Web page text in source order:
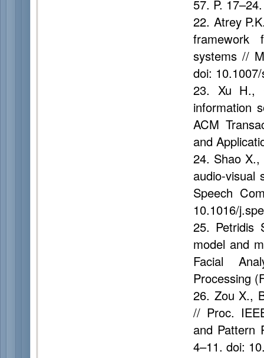
57. P. 17–24.
22. Atrey
framework
systems //
doi:
23. Xu H.,
information
ACM
and
24. Shao
audio-visual
Speech
10.1016/
25. Petridis
model and
Facial
Processing
26. Zou X.,
// Proc.
and Pattern
4–11. doi: